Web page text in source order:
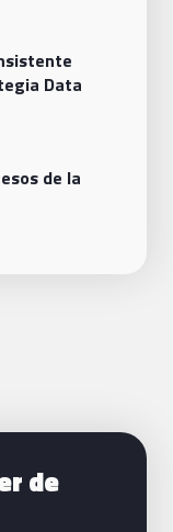
Data
de la
de